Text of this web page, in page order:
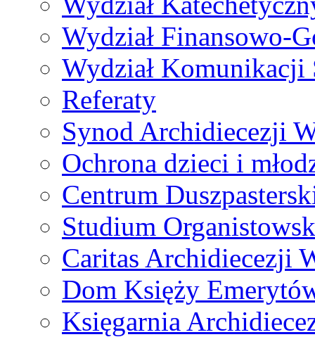
Wydział Finansowo-
Wydział Komunikacji
Referaty
Synod Archidiecezji
Ochrona dzieci i
Centrum
Studium
Caritas Archidiecezji
Dom Księży
Księgarnia